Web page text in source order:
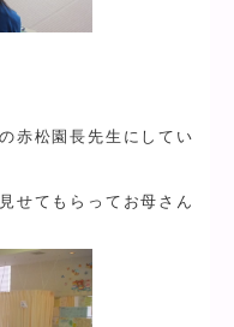
赤松園長先生にしてい
せてもらってお母さん